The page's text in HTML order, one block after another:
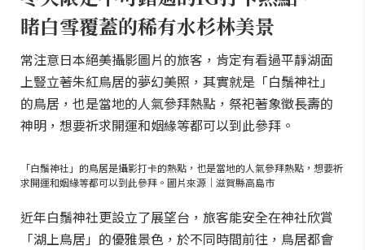
睹白雪覆蓋的稀有水杉林美景
常注意日本絕美攝影圖片的旅客，肯定有看過平靜湖面
上豎立著朱紅鳥居的夢幻美照，其實就是「白鬚神社」
的鳥居，也是當地的人氣參拜熱點，祭祀著象徵長壽的
神明，想要祈求開運和姻緣等都可以到此參拜。
「白鬚神社」的鳥居是攝影打卡的熱點，也是當地的人氣參拜熱點，想要祈
求開運和姻緣等都可以到此參拜。圖片來源｜滋賀縣高島市
近年白鬚神社更設立了展望台，旅客能安全在神社欣賞
「湖上鳥居」的優雅景色，於不同時間前往，鳥居都會